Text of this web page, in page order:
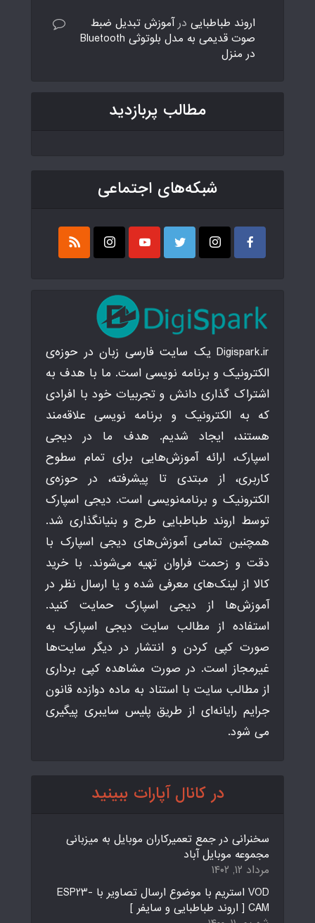
اروند طباطبایی درآموزش تبدیل ضبط
صوت قدیمی به مدل بلوتوثی Bluetooth
در منزل
مطالب پربازدید
شبکه‌های اجتماعی
Digispark.ir یک سایت فارسی زبان در حوزه‌ی
الکترونیک و برنامه نویسی است. ما با هدف به
اشتراک گذاری دانش و تجربیات خود با افرادی
که به الکترونیک و برنامه نویسی علاقه‌مند
هستند، ایجاد شدیم. هدف ما در دیجی
اسپارک، ارائه آموزش‌هایی برای تمام سطوح
کاربری، از مبتدی تا پیشرفته، در حوزه‌ی
الکترونیک و برنامه‌نویسی است. دیجی اسپارک
توسط اروند طباطبایی طرح و بنیانگذاری شد.
همچنین تمامی آموزش‌های دیجی اسپارک با
دقت و زحمت فراوان تهیه می‌شوند. با خرید
کالا از لینک‌های معرفی شده و یا ارسال نظر در
آموزش‌ها از دیجی اسپارک حمایت کنید.
استفاده از مطالب سایت دیجی اسپارک به
صورت کپی کردن و انتشار در دیگر سایت‌ها
غیرمجاز است. در صورت مشاهده کپی برداری
از مطالب سایت با استناد به ماده دوازده قانون
جرایم رایانه‌ای از طریق پلیس سایبری پیگیری
می شود.
در کانال آپارات ببینید
سخنرانی در جمع تعمیرکاران موبایل به میزبانی
مجموعه موبایل آباد
مرداد ۱۲, ۱۴۰۲
VOD استریم با موضوع ارسال تصاویر با ESP23-
CAM [ اروند طباطبایی و سایفر ]